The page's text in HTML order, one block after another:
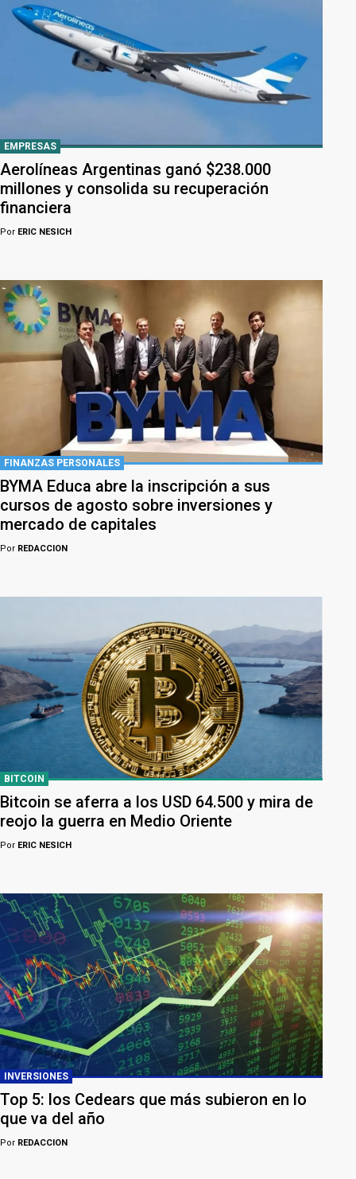
EMPRESAS
Aerolíneas Argentinas ganó $238.000
millones y consolida su recuperación
financiera
Por ERIC NESICH
FINANZAS PERSONALES
BYMA Educa abre la inscripción a sus
cursos de agosto sobre inversiones y
mercado de capitales
Por REDACCION
BITCOIN
Bitcoin se aferra a los USD 64.500 y mira de
reojo la guerra en Medio Oriente
Por ERIC NESICH
INVERSIONES
Top 5: los Cedears que más subieron en lo
que va del año
Por REDACCION